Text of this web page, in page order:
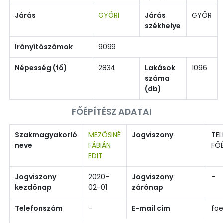
Járás GYŐRI
Járás
székhelye
GYŐR
Irányítószámok 9099
Népesség (fő) 2834
Lakások
száma
(db)
1096
FŐÉPÍTÉSZ ADATAI
Szakmagyakorló
neve
MEZÕSINÉ
FÁBIÁN
EDIT
Jogviszony
Jogviszony
kezdőnap
2020-
02-01
Jogviszony
zárónap
-
Telefonszám - E-mail cím